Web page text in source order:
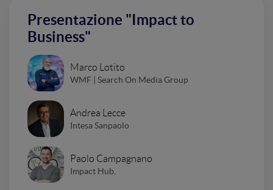
Presentazione "Impact to
Business"
Marco Lotito
WMF | Search On Media Group
Andrea Lecce
Intesa Sanpaolo
Paolo Campagnano
Impact Hub,